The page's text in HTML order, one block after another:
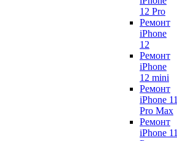
12 Pro
Ремонт
iPhone
12
Ремонт
iPhone
12 mini
Ремонт
iPhone 11
Pro Max
Ремонт
iPhone 11